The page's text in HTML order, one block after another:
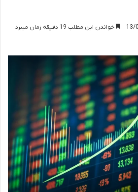
خواندن این مطلب 19 دقیقه زمان میبرد